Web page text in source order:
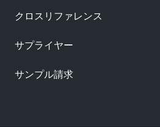
クロスリファレンス
サプライヤー
サンプル請求